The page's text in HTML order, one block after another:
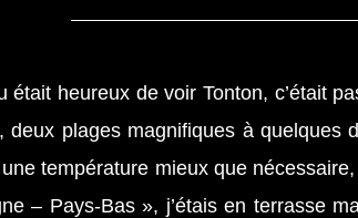
était heureux de voir Tonton, c’était
deux plages magnifiques à
température mieux que
– Pays-Bas », j’étais en terrasse